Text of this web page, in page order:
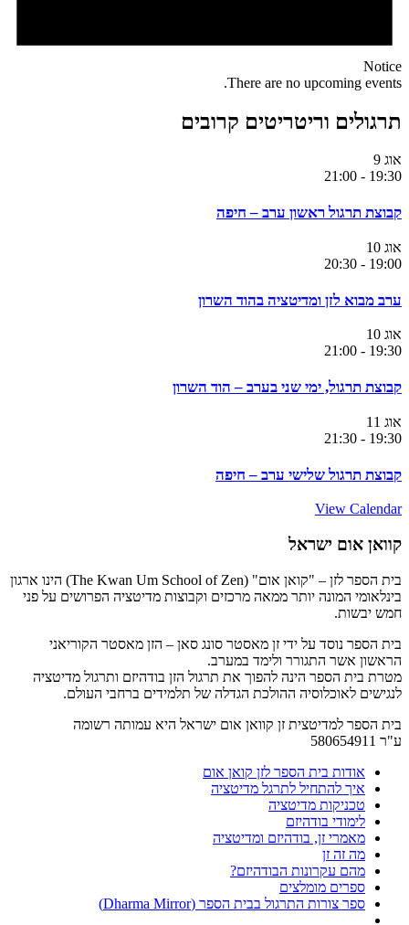
Notice
There are no upcoming events.
תרגולים וריטריטים קרובים
אוג 9
19:30
-
21:00
קבוצת תרגול ראשון ערב – חיפה
אוג 10
19:00
-
20:30
ערב מבוא לזן ומדיטציה בהוד השרון
אוג 10
19:30
-
21:00
קבוצת תרגול, ימי שני בערב – הוד השרון
אוג 11
19:30
-
21:30
קבוצת תרגול שלישי ערב – חיפה
View Calendar
קוואן אום ישראל
בית הספר לזן – "קואן אום" (The Kwan Um School of Zen) הינו ארגון
בינלאומי המונה יותר ממאה מרכזים וקבוצות מדיטציה הפרושים על פני
חמש יבשות.
בית הספר נוסד על ידי זן מאסטר סונג סאן – הזן מאסטר הקוריאני
הראשון אשר התגורר ולימד במערב.
מטרת בית הספר הינה להפוך את תרגול הזן בודהיזם ותרגול מדיטציה
לנגישים לאוכלוסיה ההולכת הגדלה של תלמידים ברחבי העולם.
בית הספר למדיטצית זן קוואן אום ישראל היא עמותה רשומה
ע"ר 580654911
אודות בית הספר לזן קואן אום
איך להתחיל לתרגל מדיטציה
טכניקות מדיטציה
לימודי בודהיזם
מאמרי זן, בודהיזם ומדיטציה
מה זה זן
מהם עקרונות הבודהיזם?
ספרים מומלצים
ספר צורות התרגול בבית הספר (Dharma Mirror)